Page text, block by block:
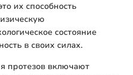
их способность
состояние
в своих силах.
протезов включают